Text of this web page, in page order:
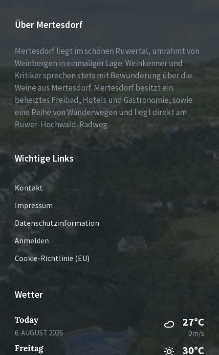
Über Mertesdorf
Mertesdorf liegt im schönen Ruwertal, umrahmt von
Weinbergen in einmaliger Lage. Weinkenner und
Kritiker sprechen stets mit Bewunderung über die
Weine aus Mertesdorf. Mertesdorf besitzt ein
beheiztes Freibad, Hotels und Gastronomie, sowie
eine Reihe von Wanderwegen und liegt direkt am
Ruwer-Hochwald-Radweg.
Wichtige Links
Kontakt
Impressum
Datenschutzinformation
Anmelden
Cookie-Richtlinie (EU)
Wetter
Today
6. AUGUST 2026
27°C
0 m/s
Freitag 30°C